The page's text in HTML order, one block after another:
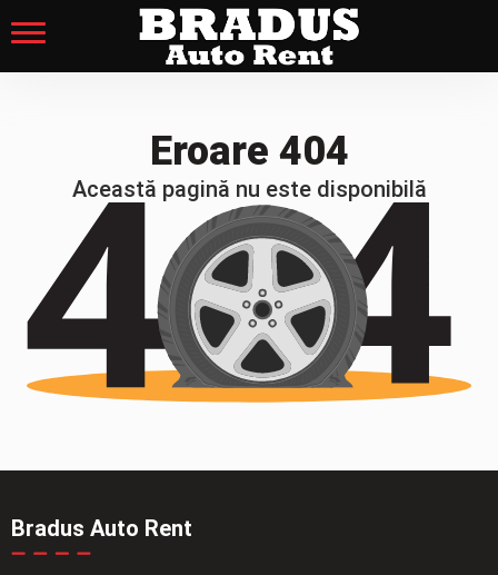
Eroare 404
Această pagină nu este disponibilă
Bradus Auto Rent